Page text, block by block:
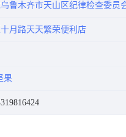
鲁木齐市天山区纪律检查委员
月路天天繁荣便利店
果